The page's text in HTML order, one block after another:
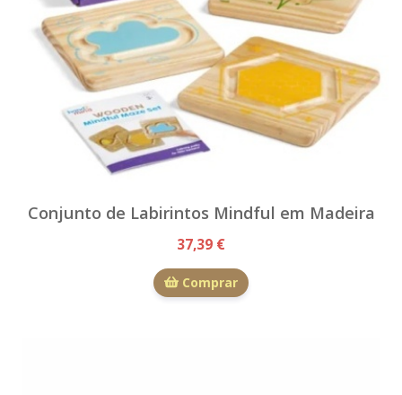
Conjunto de Labirintos Mindful em Madeira
37,39 €
Comprar